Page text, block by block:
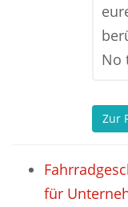
No
Zur
für